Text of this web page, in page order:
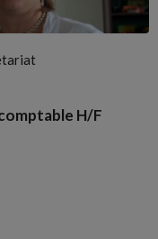
H/F